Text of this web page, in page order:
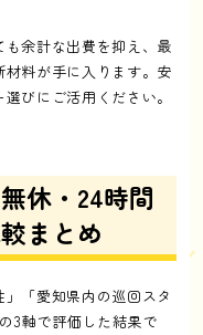
余計な出費を抑え、最
料が手に入ります。安
びにご活用ください。
休・24時間
まとめ
「愛知県内の巡回スタ
3軸で評価した結果で